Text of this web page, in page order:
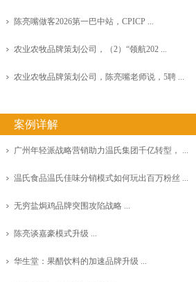
陈亮嘴做客2026第一巴中站，CPICP ...
农业农牧品牌策划公司，（2）“领航202 ...
农业农牧品牌策划公司，陈亮嘴老师说，5聘 ...
案例详解
广州年轻派战略营销助力温氏集团千亿转型， ...
温氏食品温氏佳味分销模式如何玩出百万粉丝 ...
无穷盐焗鸡品牌突围攻陷战略 ...
陈亮谈嘉豪模式升级 ...
华生堂：果醋饮料的加速品牌升级 ...